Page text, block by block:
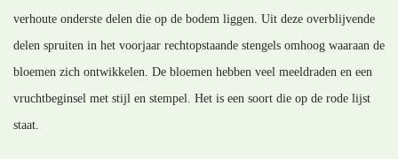
verhoute onderste delen die op de bodem liggen. Uit deze overblijvende
delen spruiten in het voorjaar rechtopstaande stengels omhoog waaraan de
bloemen zich ontwikkelen. De bloemen hebben veel meeldraden en een
vruchtbeginsel met stijl en stempel. Het is een soort die op de rode lijst
staat.